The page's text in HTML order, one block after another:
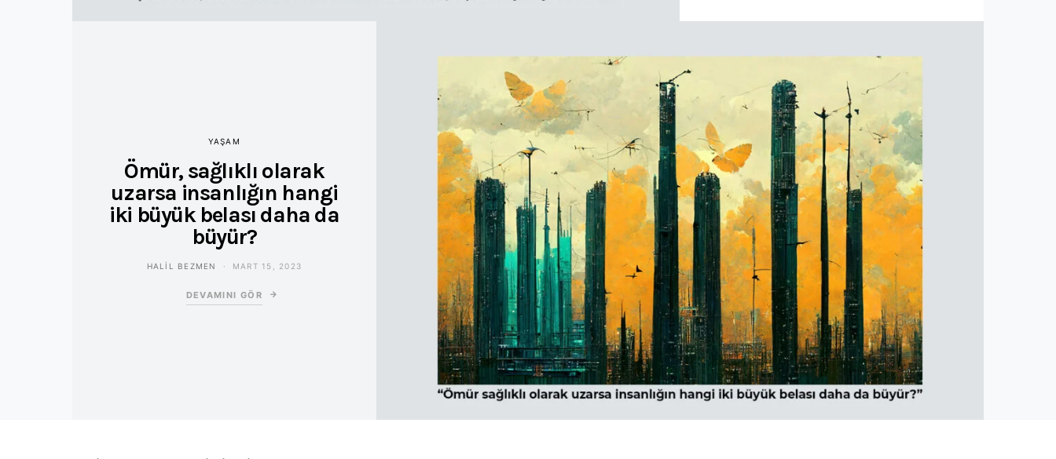
YAŞAM
Ömür, sağlıklı olarak
uzarsa insanlığın hangi
iki büyük belası daha da
büyür?
HALIL BEZMEN MART 15, 2023
DEVAMINI GÖR